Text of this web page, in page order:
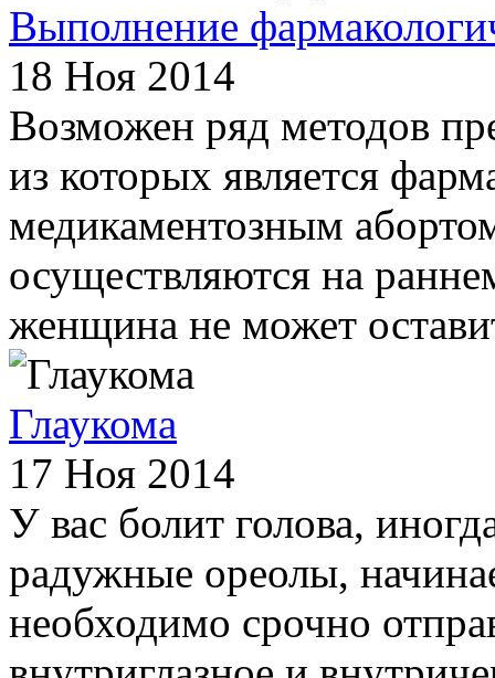
Выполнение
18 Ноя 2014
Возможен ряд методов
из которых является
медикаментозным
осуществляются на
женщина не может
Глаукома
17 Ноя 2014
У вас болит голова,
радужные ореолы,
необходимо срочно